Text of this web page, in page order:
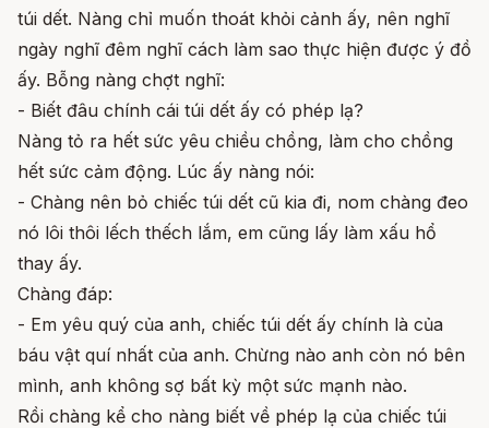
túi dết. Nàng chỉ muốn thoát khỏi cảnh ấy, nên nghĩ
ngày nghĩ đêm nghĩ cách làm sao thực hiện được ý đồ
ấy. Bỗng nàng chợt nghĩ:
- Biết đâu chính cái túi dết ấy có phép lạ?
Nàng tỏ ra hết sức yêu chiều chồng, làm cho chồng
hết sức cảm động. Lúc ấy nàng nói:
- Chàng nên bỏ chiếc túi dết cũ kia đi, nom chàng đeo
nó lôi thôi lếch thếch lắm, em cũng lấy làm xấu hổ
thay ấy.
Chàng đáp:
- Em yêu quý của anh, chiếc túi dết ấy chính là của
báu vật quí nhất của anh. Chừng nào anh còn nó bên
mình, anh không sợ bất kỳ một sức mạnh nào.
Rồi chàng kể cho nàng biết về phép lạ của chiếc túi